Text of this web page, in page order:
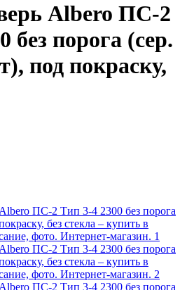
Albero ПС-2
без порога (сер.
под покраску,